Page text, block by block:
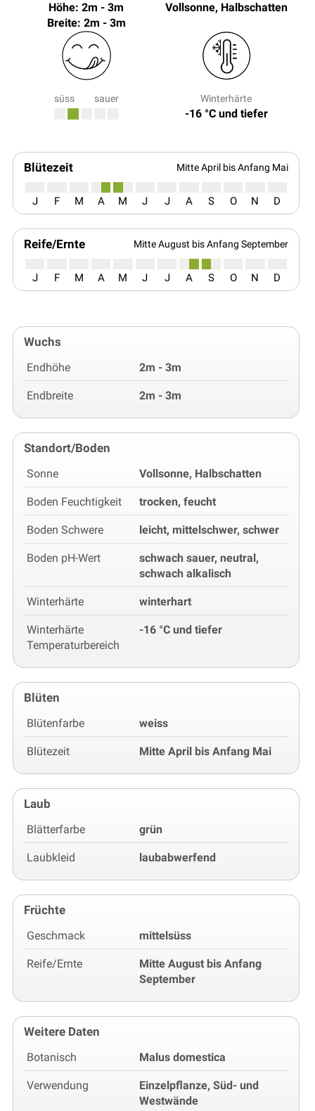
Höhe: 2m - 3m
Breite: 2m - 3m
Vollsonne, Halbschatten
süss sauer Winterhärte
-16 °C und tiefer
Blütezeit Mitte April bis Anfang Mai
J F M A M J J A S O N D
Reife/Ernte Mitte August bis Anfang September
J F M A M J J A S O N D
Wuchs
Endhöhe 2m - 3m
Endbreite 2m - 3m
Standort/Boden
Sonne Vollsonne, Halbschatten
Boden Feuchtigkeit trocken, feucht
Boden Schwere leicht, mittelschwer, schwer
Boden pH-Wert
schwach sauer, neutral,
schwach alkalisch
Winterhärte winterhart
Winterhärte
Temperaturbereich
-16 °C und tiefer
Blüten
Blütenfarbe weiss
Blütezeit Mitte April bis Anfang Mai
Laub
Blätterfarbe grün
Laubkleid laubabwerfend
Früchte
Geschmack mittelsüss
Reife/Ernte
Mitte August bis Anfang
September
Weitere Daten
Botanisch Malus domestica
Verwendung
Einzelpflanze, Süd- und
Westwände